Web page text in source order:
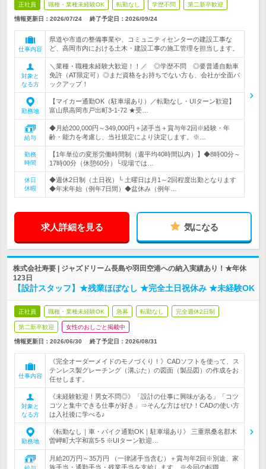
正社員 職種・業種未経験OK 転勤なし 学歴不問 第二新卒歓迎
情報更新日：2026/07/24 終了予定日： 2026/09/24
仕事内容
県道や市道の整備事業や、コミュニティセンターの建設工事な
ど、高岡市内における土木・建設工事の施工管理を担当します。
対象と
なる方
＼業種・職種未経験大歓迎！！／ ◎学歴不問 ◎要普通自動車
免許（AT限定可）◎まだ資格をお持ちでない方も、会社が全面バ
ックアップ！
勤務地
【マイカー通勤OK（駐車場あり）／転勤なし・UIターン歓迎】
富山県高岡市戸出町3-1-72 ★受…
給与
◆月給200,000円～349,000円＋諸手当＋賞与年2回※経験・年
齢・能力を考慮し、当社規定により決定します。※…
勤務
時間
【1年単位の変形労働時間制（週平均40時間以内）】◆8時00分～
17時00分（休憩60分）└現場では…
休日
休暇
◆週休2日制（土日祝）└ 土曜日は月1～2回程度出勤となります
◆年末年始（例年7日間）◆盆休み（例年…
求人詳細を見る 気になる
株式会社寿要 | ジャズドリーム長島や羽田空港への納入実績あり！★年休
123日
【設計スタッフ】★残業ほぼなし ★完全土日祝休み ★未経験OK
正社員 職種・業種未経験OK 急募 転勤なし 完全週休2日制
第二新卒歓迎 女性のおしごと掲載中
情報更新日：2026/06/30 終了予定日： 2026/08/31
仕事内容
《完全オーダーメイドのモノづくり！》CADソフトを使って、ス
テンレス製グレーチング（溝ぶた）の図面（製品図）の作成をお
任せします。
対象と
なる方
《未経験歓迎！男女不問◎》「設計の仕事に興味がある」「コツ
コツと集中できる仕事が好き」⇒そんな方はぜひ！CADの使い方
は入社後に学べる♪
勤務地
《転勤なし｜車・バイク通勤OK｜駐車場あり》 三重県桑名郡木
曽岬町大字和富5-5 ※UIターン歓迎…
月給20万円～35万円 （一律諸手当含む）＋賞与年2回※別途、家
族手当・通勤手当・残業手当を支給します。※今回の転職…